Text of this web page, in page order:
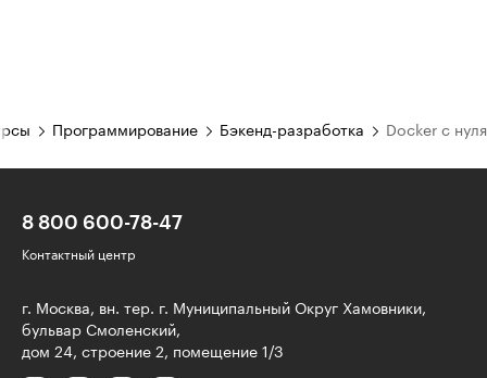
Программирование Бэкенд-разработка Docker с нуля
8 800 600-78-47
Контактный центр
г. Москва, вн. тер. г. Муниципальный Округ Хамовники,
бульвар Смоленский,
дом 24, строение 2, помещение 1/3